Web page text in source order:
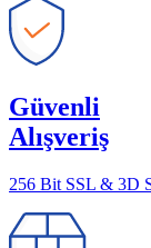
Güvenli
Alışveriş
256 Bit SSL & 3D